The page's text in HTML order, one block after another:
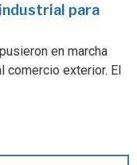
para
en marcha
comercio exterior. El